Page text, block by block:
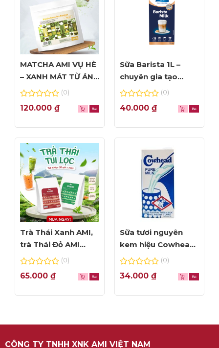
MATCHA AMI VỤ HÈ
– XANH MÁT TỪ ÁNH
NHÌN ĐẦU TIÊN
0
out
5
(0)
120.000 ₫
Sữa Barista 1L –
chuyên gia tạo
Foam đỉnh cao
0
out
5
(0)
40.000 ₫
Trà Thái Xanh AMI,
trà Thái Đỏ AMI
thơm ngon, túi lọc
0
out
5
(0)
65.000 ₫
Sữa tươi nguyên
kem hiệu Cowhead
– hộp 1L
0
out
5
(0)
34.000 ₫
CÔNG TY TNHH XNK AMI VIỆT NAM